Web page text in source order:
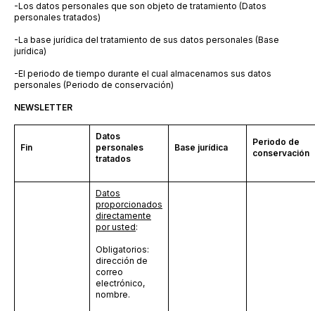
-Los datos personales que son objeto de tratamiento (Datos
personales tratados)
-La base jurídica del tratamiento de sus datos personales (Base
jurídica)
-El periodo de tiempo durante el cual almacenamos sus datos
personales (Periodo de conservación)
NEWSLETTER
Fin
Datos
personales
tratados
Base jurídica
Periodo de
conservación
Datos
proporcionados
directamente
por usted:
Obligatorios:
dirección de
correo
electrónico,
nombre.